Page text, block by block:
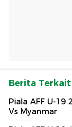
Berita Terkait
Piala AFF U-19
Vs Myanmar